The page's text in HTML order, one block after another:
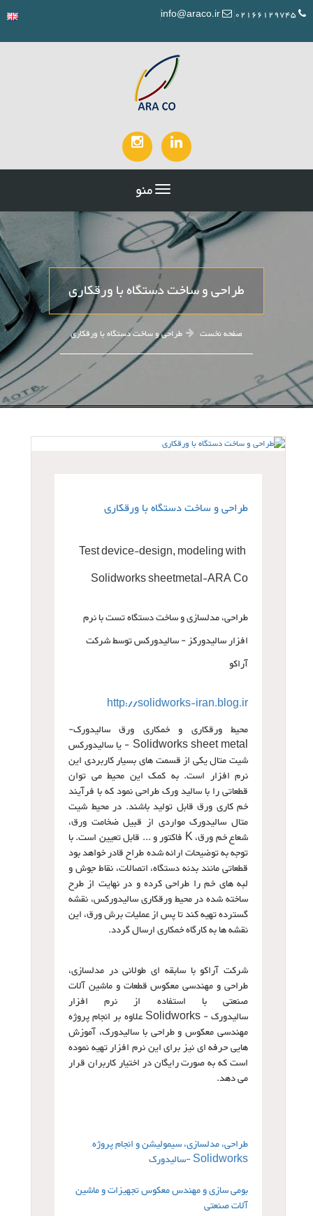
منو
طراحی و ساخت دستگاه با ورقکاری
صفحه نخست طراحی و ساخت دستگاه با ورقکاری
طراحی و ساخت دستگاه با ورقکاری
Test device-design, modeling with
Solidworks sheetmetal-ARA Co
طراحی، مدلسازی و ساخت دستگاه تست با نرم
افزار سالیدورکز - سالیدورکس توسط شرکت
آراکو
http://solidworks-iran.blog.ir
محیط ورقکاری و خمکاری ورق سالیدورک-
Solidworks sheet metal - یا سالیدورکس
شیت متال یکی از قسمت های بسیار کاربردی این
نرم افزار است. به کمک این محیط می توان
قطعاتی را با سالید ورک طراحی نمود که با فرآیند
خم کاری ورق قابل تولید باشند. در محیط شیت
متال سالیدورک مواردی از قبیل ضخامت ورق،
شعاع خم ورق، K فاکتور و ... قابل تعیین است. با
توجه به توضیحات ارائه شده طراح قادر خواهد بود
قطعاتی مانند بدنه دستگاه، اتصالات، نقاط جوش و
لبه های خم را طراحی کرده و در نهایت از طرح
ساخته شده در محیط ورقکاری سالیدورکس، نقشه
گسترده تهیه کند تا پس از عملیات برش ورق، این
نقشه ها به کارگاه خمکاری ارسال گردد.
شرکت آراکو با سابقه ای طولانی در مدلسازی،
طراحی و مهندسی معکوس قطعات و ماشین آلات
صنعتی با استفاده از نرم افزار
سالیدورک - Solidworks علاوه بر انجام پروژه
مهندسی معکوس و طراحی با سالیدورک، آموزش
هایی حرفه ای نیز برای این نرم افزار تهیه نموده
است که به صورت رایگان در اختیار کاربران قرار
می دهد.
طراحی، مدلسازی، سیمولیشن و انجام پروژه
Solidworks -سالیدورک
بومی سازی و مهندس معکوس تجهیزات و ماشین
آلات صنعتی